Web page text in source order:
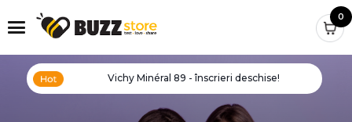
0
Vichy Minéral 89 - înscrieri deschise!